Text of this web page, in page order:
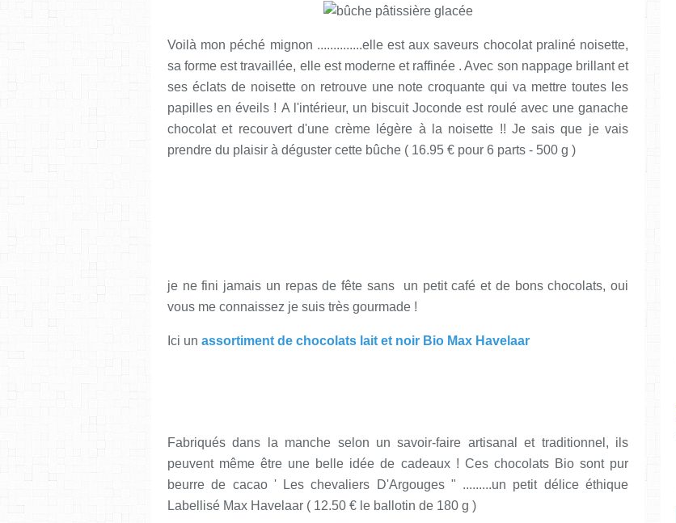
Voilà mon péché mignon ..............elle est aux saveurs chocolat praliné noisette,
sa forme est travaillée, elle est moderne et raffinée . Avec son nappage brillant et
ses éclats de noisette on retrouve une note croquante qui va mettre toutes les
papilles en éveils ! A l'intérieur, un biscuit Joconde est roulé avec une ganache
chocolat et recouvert d'une crème légère à la noisette !! Je sais que je vais
prendre du plaisir à déguster cette bûche ( 16.95 € pour 6 parts - 500 g )
je ne fini jamais un repas de fête sans un petit café et de bons chocolats, oui
vous me connaissez je suis très gourmade !
Ici un assortiment de chocolats lait et noir Bio Max Havelaar
Fabriqués dans la manche selon un savoir-faire artisanal et traditionnel, ils
peuvent même être une belle idée de cadeaux ! Ces chocolats Bio sont pur
beurre de cacao ' Les chevaliers D'Argouges " .........un petit délice éthique
Labellisé Max Havelaar ( 12.50 € le ballotin de 180 g )